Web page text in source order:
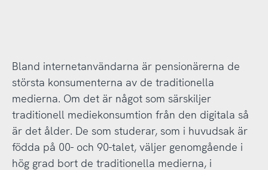
Bland internetanvändarna är pensionärerna de
största konsumenterna av de traditionella
medierna. Om det är något som särskiljer
traditionell mediekonsumtion från den digitala så
är det ålder. De som studerar, som i huvudsak är
födda på 00- och 90-talet, väljer genomgående i
hög grad bort de traditionella medierna, i